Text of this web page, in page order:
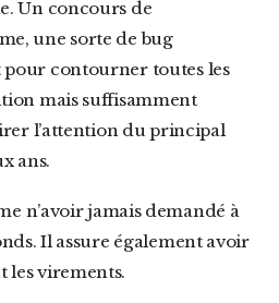
Un concours de
une sorte de bug
pour contourner toutes les
mais suffisamment
l’attention du principal
ans.
Il assure également avoir
les virements.